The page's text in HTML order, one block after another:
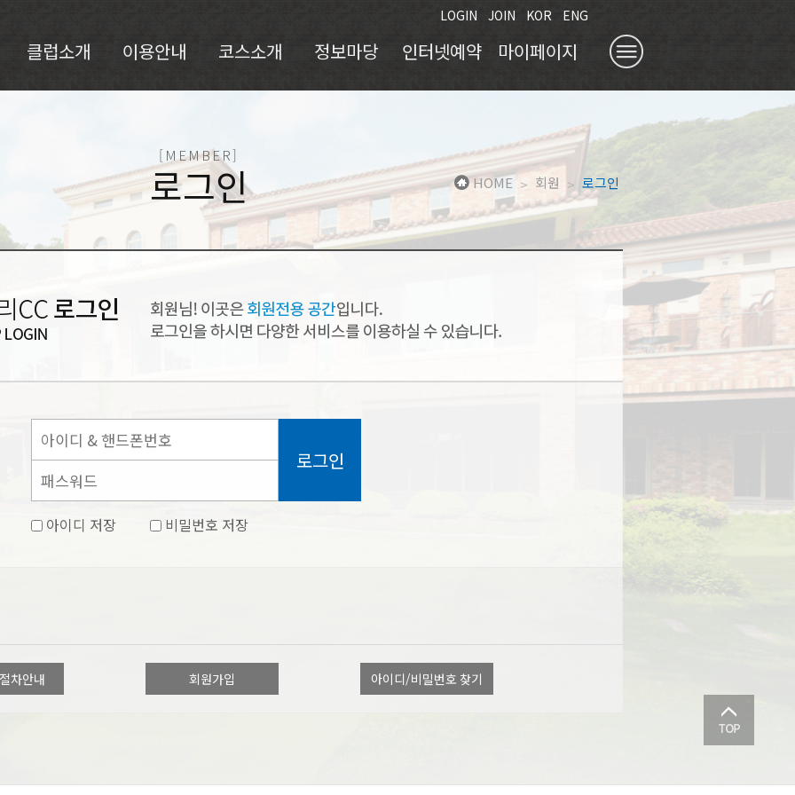
LOGIN JOIN KOR ENG
클럽소개 이용안내 코스소개 정보마당 인터넷예약 마이페이지
부대시설
요금안내
자료실
남코스
서코스
코스설계자
코스갤러리
날씨정보
고객의소리
소식지
위약현황
문의내역
회원정보관리
[MEMBER]
로그인 HOME > 회원 > 로그인
아이디 저장 비밀번호 저장
로그인
차안내 회원가입 아이디/비밀번호 찾기